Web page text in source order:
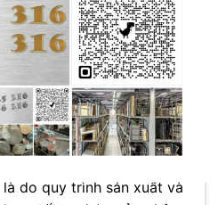
hợp cho các ứng dụng
trường khắc nghiệt.
kim nhôm khác thuộc
nhôm 2124 thường được
. Cả hai đều có độ bền
thường được ưa chuộng
do quy trình sản xuất và
not interested!